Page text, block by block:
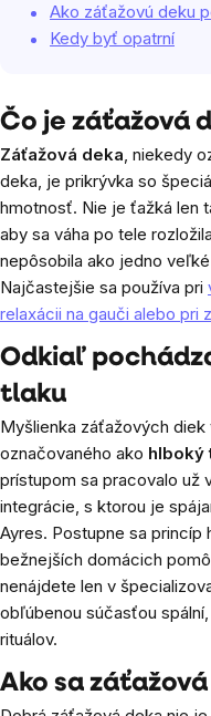
Ako záťažovú deku
Kedy byť opatrní
Čo je záťažová
Záťažová deka, niekedy
deka, je prikrývka so
hmotnosť. Nie je ťažká len
aby sa váha po tele
nepôsobila ako jedno
Najčastejšie sa používa pri
relaxácii na gauči alebo pri
Odkiaľ
tlaku
Myšlienka záťažových diek
označovaného ako hlboký
prístupom sa pracovalo už
integrácie, s ktorou je
Ayres. Postupne sa princíp
bežnejších domácich
nenájdete len v
obľúbenou súčasťou
rituálov.
Ako sa